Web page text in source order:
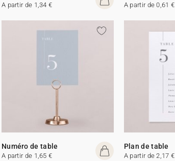
A partir de 1,34 € A partir de 0,61 €
Numéro de table
A partir de 1,65 €
Plan de table
A partir de 2,17 €